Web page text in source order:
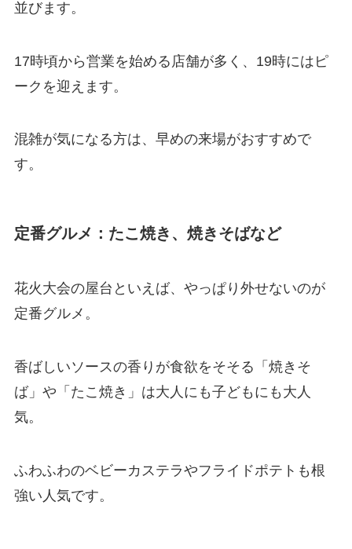
並びます。
17時頃から営業を始める店舗が多く、19時にはピ
ークを迎えます。
混雑が気になる方は、早めの来場がおすすめで
す。
定番グルメ：たこ焼き、焼きそばなど
花火大会の屋台といえば、やっぱり外せないのが
定番グルメ。
香ばしいソースの香りが食欲をそそる「焼きそ
ば」や「たこ焼き」は大人にも子どもにも大人
気。
ふわふわのベビーカステラやフライドポテトも根
強い人気です。